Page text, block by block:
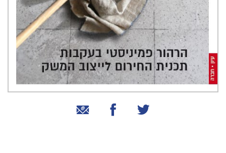
שיתוף באמצעות אימייל
שיתוף בפייסבוק